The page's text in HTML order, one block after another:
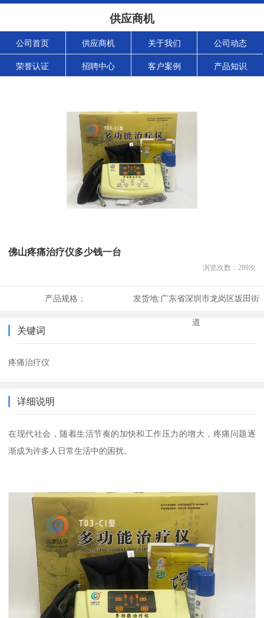
供应商机
公司首页 供应商机 关于我们 公司动态
荣誉认证 招聘中心 客户案例 产品知识
佛山疼痛治疗仪多少钱一台
浏览次数： 289次
产品规格： 发货地:广东省深圳市龙岗区坂田街
道
关键词
疼痛治疗仪
详细说明
在现代社会，随着生活节奏的加快和工作压力的增大，疼痛问题逐
渐成为许多人日常生活中的困扰。